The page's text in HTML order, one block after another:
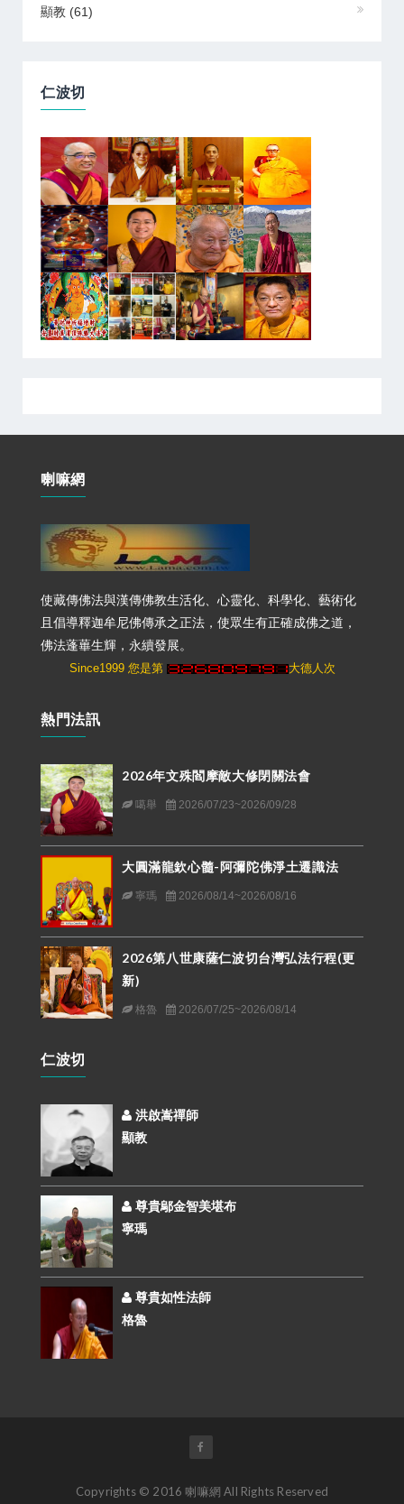
顯教 (61)
仁波切
喇嘛網
使藏傳佛法與漢傳佛教生活化、心靈化、科學化、藝術化
且倡導釋迦牟尼佛傳承之正法，使眾生有正確成佛之道，
佛法蓬蓽生輝，永續發展。
Since1999 您是第 大德人次
熱門法訊
2026年文殊閻摩敵大修閉關法會
噶舉 2026/07/23~2026/09/28
大圓滿龍欽心髓-阿彌陀佛淨土遷識法
寧瑪 2026/08/14~2026/08/16
2026第八世康薩仁波切台灣弘法行程(更
新)
格魯 2026/07/25~2026/08/14
仁波切
洪啟嵩禪師
顯教
尊貴鄔金智美堪布
寧瑪
尊貴如性法師
格魯
Copyrights © 2016 喇嘛網 All Rights Reserved